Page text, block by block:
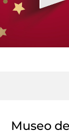
Museo